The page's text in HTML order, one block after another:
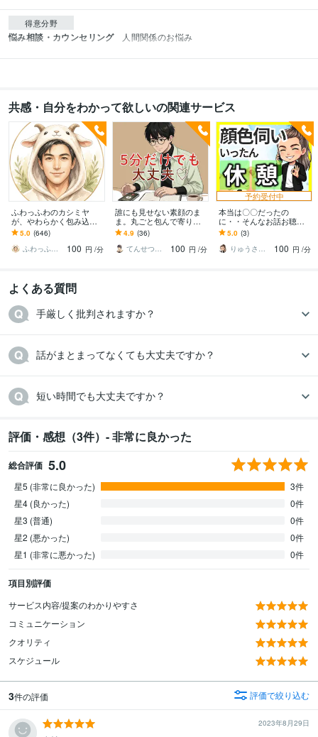
得意分野
悩み相談・カウンセリング 人間関係のお悩み
共感・自分をわかって欲しいの関連サービス
ふわっふわのカシミヤ
が、やわらかく包み込み
ます ☘️もふもふに包まれ
て、心、ほどける☘️
5.0 (646)
ふわっふわのカシミヤ
100 円 /分
誰にも見せない素顔のま
ま。丸ごと包んで寄り添
います もう一人で抱え込
まないで⭐︎無理に整えず、
今の想いを聴かせて
4.9 (36)
てんせつ☆最適ライフをサポートする
100 円 /分
予約受付中
本当は〇〇だったの
に・・そんなお話お聴き
します 公認心理師☘自分
を後回しにしてきた人☘
ボイスサンプル聞いてね
5.0 (3)
りゅうさく✨あなたに寄り添う公認心理師✨
100 円 /分
よくある質問
手厳しく批判されますか？
話がまとまってなくても大丈夫ですか？
短い時間でも大丈夫ですか？
評価・感想（3件）- 非常に良かった
総合評価 5.0
星5 (非常に良かった)
3件
星4 (良かった)
0件
星3 (普通)
0件
星2 (悪かった)
0件
星1 (非常に悪かった)
0件
項目別評価
サービス内容/提案のわかりやすさ
コミュニケーション
クオリティ
スケジュール
3件の評価 評価で絞り込む
2023年8月29日